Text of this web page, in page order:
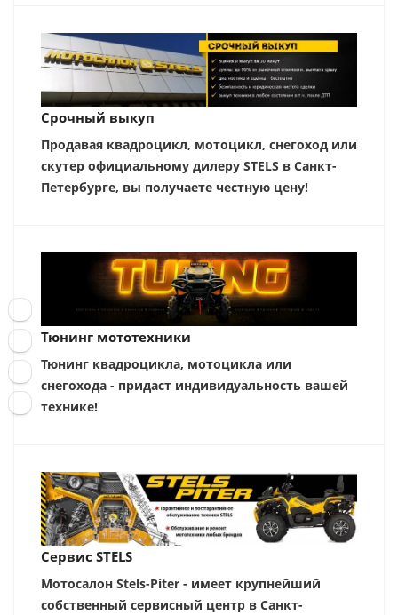
Срочный выкуп
Продавая квадроцикл, мотоцикл, снегоход или
скутер официальному дилеру STELS в Санкт-
Петербурге, вы получаете честную цену!
Тюнинг мототехники
Тюнинг квадроцикла, мотоцикла или
снегохода - придаст индивидуальность вашей
технике!
Сервис STELS
Мотосалон Stels-Piter - имеет крупнейший
собственный сервисный центр в Санкт-